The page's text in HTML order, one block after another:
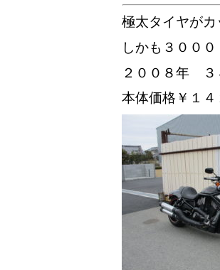
極太タイヤが
しかも３００
２００８年 ３
本体価格￥１